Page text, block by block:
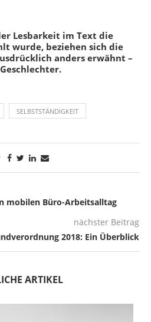
Lesbarkeit im Text die
wurde, beziehen sich die
anders erwähnt –
SELBSTSTÄNDIGKEIT
mobilen Büro-Arbeitsalltag
nächster Beitrag
2018: Ein Überblick
ARTIKEL